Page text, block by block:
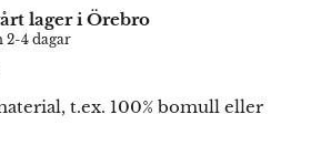
lager i Örebro
2-4 dagar
t.ex. 100% bomull eller